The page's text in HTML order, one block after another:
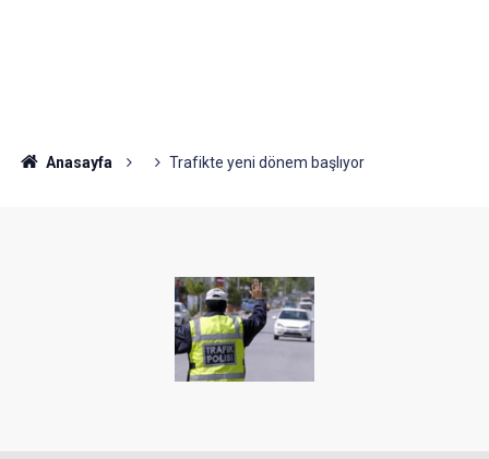
Anasayfa Trafikte yeni dönem başlıyor